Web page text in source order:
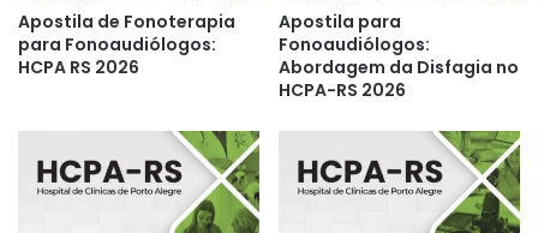
Apostila de Fonoterapia
para Fonoaudiólogos:
HCPA RS 2026
Apostila para
Fonoaudiólogos:
Abordagem da Disfagia no
HCPA-RS 2026